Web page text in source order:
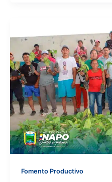
Fomento Productivo